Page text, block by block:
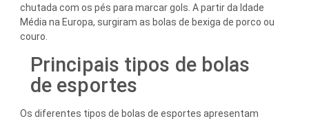
chutada com os pés para marcar gols. A partir da Idade
Média na Europa, surgiram as bolas de bexiga de porco ou
couro.
Principais tipos de bolas
de esportes
Os diferentes tipos de bolas de esportes apresentam